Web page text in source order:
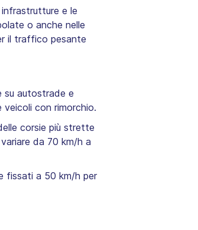
e le
o anche nelle
il traffico pesante
su autostrade e
con rimorchio.
corsie più strette
da 70 km/h a
fissati a 50 km/h per